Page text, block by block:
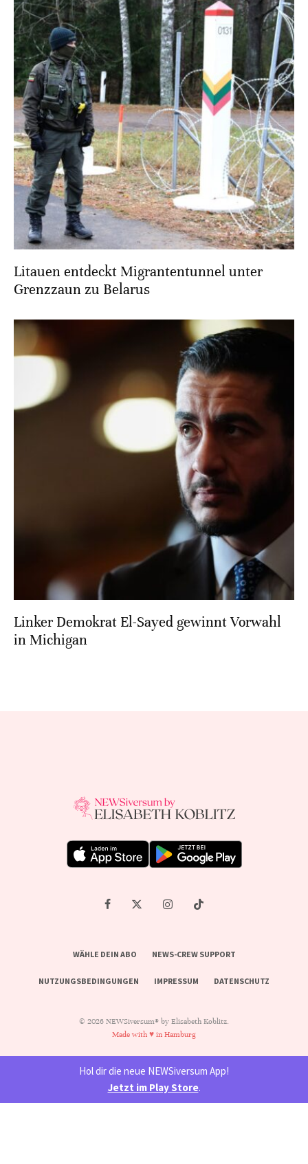
Litauen entdeckt Migrantentunnel unter
Grenzzaun zu Belarus
Linker Demokrat El-Sayed gewinnt Vorwahl
in Michigan
WÄHLE DEIN ABO NEWS-CREW SUPPORT
NUTZUNGSBEDINGUNGEN IMPRESSUM DATENSCHUTZ
© 2026 NEWSiversum® by Elisabeth Koblitz.
Made with ♥ in Hamburg
Hol dir die neue NEWSiversum App!
Jetzt im Play Store.